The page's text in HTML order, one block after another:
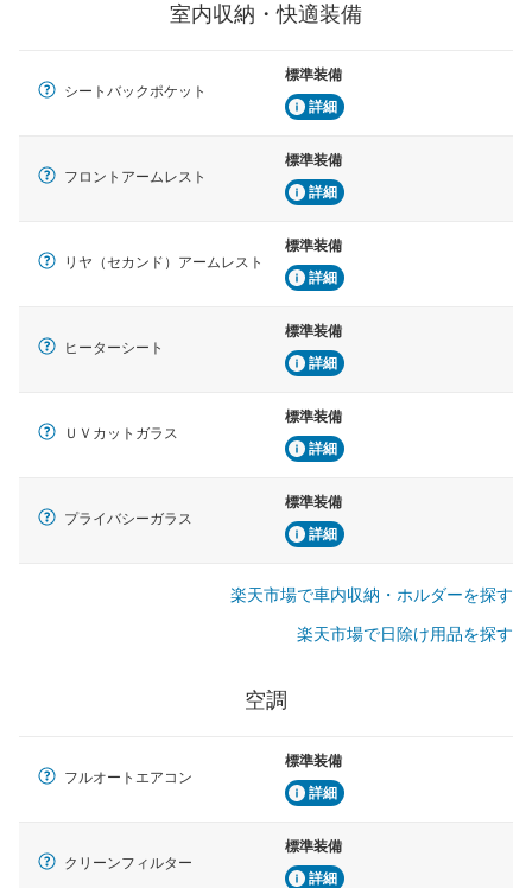
室内収納・快適装備
シートバックポケット
標準装備
詳細
フロントアームレスト
標準装備
詳細
リヤ（セカンド）アームレスト
標準装備
詳細
ヒーターシート
標準装備
詳細
ＵＶカットガラス
標準装備
詳細
プライバシーガラス
標準装備
詳細
楽天市場で車内収納・ホルダーを探す
楽天市場で日除け用品を探す
空調
フルオートエアコン
標準装備
詳細
クリーンフィルター
標準装備
詳細